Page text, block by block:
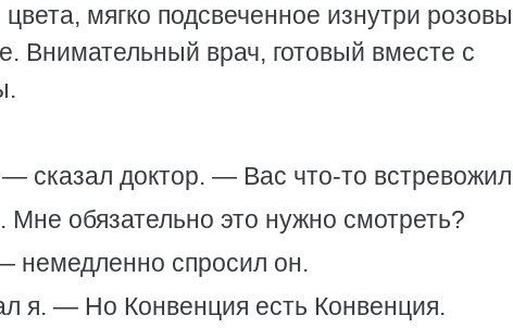
мягко подсвеченное изнутри
Внимательный врач, готовый вместе с
доктор. — Вас что-то
обязательно это нужно смотреть?
немедленно спросил он.
я. — Но Конвенция есть Конвенция.